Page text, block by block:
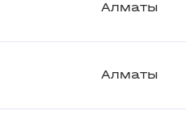
Алматы
Алматы